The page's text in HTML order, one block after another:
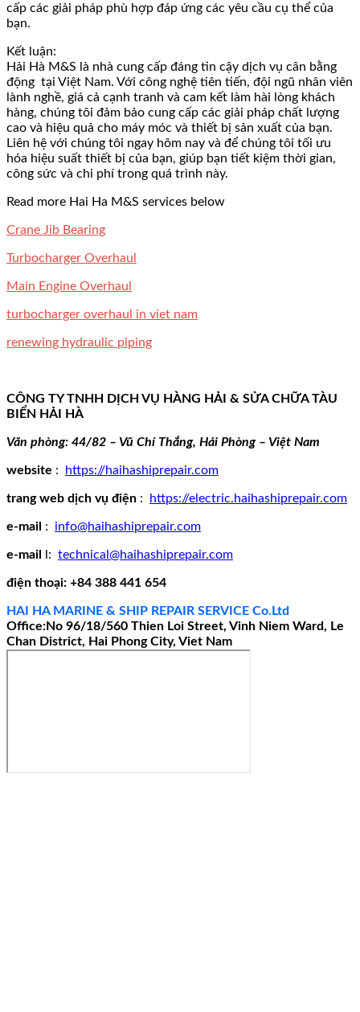
cấp các giải pháp phù hợp đáp ứng các yêu cầu cụ thể của
bạn.
Kết luận:
Hải Hà M&S là nhà cung cấp đáng tin cậy dịch vụ cân bằng
động tại Việt Nam. Với công nghệ tiên tiến, đội ngũ nhân viên
lành nghề, giá cả cạnh tranh và cam kết làm hài lòng khách
hàng, chúng tôi đảm bảo cung cấp các giải pháp chất lượng
cao và hiệu quả cho máy móc và thiết bị sản xuất của bạn.
Liên hệ với chúng tôi ngay hôm nay và để chúng tôi tối ưu
hóa hiệu suất thiết bị của bạn, giúp bạn tiết kiệm thời gian,
công sức và chi phí trong quá trình này.
Read more Hai Ha M&S services below
Crane Jib Bearing
Turbocharger Overhaul
Main Engine Overhaul
turbocharger overhaul in viet nam
renewing hydraulic piping
CÔNG TY TNHH DỊCH VỤ HÀNG HẢI & SỬA CHỮA TÀU
BIỂN HẢI HÀ
Văn phòng: 44/82 – Vũ Chí Thắng, Hải Phòng – Việt Nam
website : https://haihashiprepair.com
trang web dịch vụ điện : https://electric.haihashiprepair.com
e-mail : info@haihashiprepair.com
e-mail l: technical@haihashiprepair.com
điện thoại: +84 388 441 654
HAI HA MARINE & SHIP REPAIR SERVICE Co.Ltd
Office:No 96/18/560 Thien Loi Street, Vinh Niem Ward, Le
Chan District, Hai Phong City, Viet Nam